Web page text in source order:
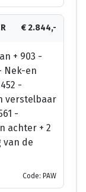
€ 2.844,-
+ 903 -
Nek-en
-
verstelbaar
-
achter + 2
van de
Code: PAW